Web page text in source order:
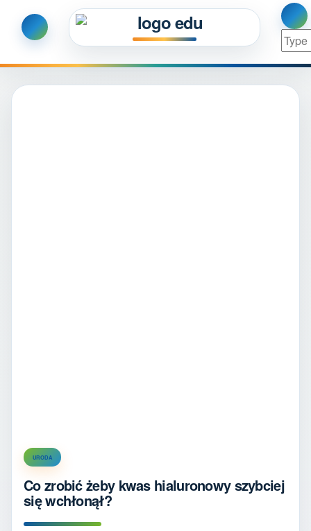
URODA
Co zrobić żeby kwas hialuronowy szybciej
się wchłonął?